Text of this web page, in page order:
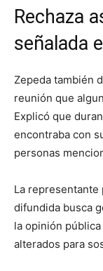
Rechaza
señalada
Zepeda también
reunión que
Explicó que
encontraba con
personas
La
difundida busca
la opinión
alterados para